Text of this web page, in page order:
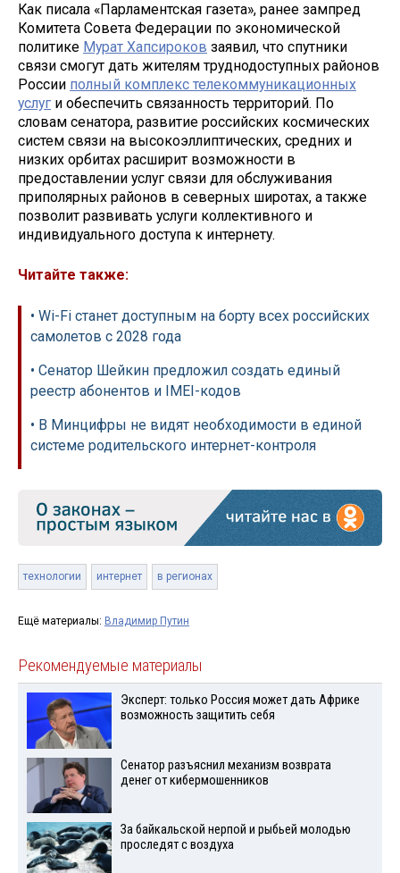
Как писала «Парламентская газета», ранее зампред
Комитета Совета Федерации по экономической
политике Мурат Хапсироков заявил, что спутники
связи смогут дать жителям труднодоступных районов
России полный комплекс телекоммуникационных
услуг и обеспечить связанность территорий. По
словам сенатора, развитие российских космических
систем связи на высокоэллиптических, средних и
низких орбитах расширит возможности в
предоставлении услуг связи для обслуживания
приполярных районов в северных широтах, а также
позволит развивать услуги коллективного и
индивидуального доступа к интернету.
Читайте также:
• Wi-Fi станет доступным на борту всех российских
самолетов с 2028 года
• Сенатор Шейкин предложил создать единый
реестр абонентов и IMEI-кодов
• В Минцифры не видят необходимости в единой
системе родительского интернет-контроля
технологии интернет в регионах
Ещё материалы: Владимир Путин
Рекомендуемые материалы
Эксперт: только Россия может дать Африке
возможность защитить себя
Сенатор разъяснил механизм возврата
денег от кибермошенников
За байкальской нерпой и рыбьей молодью
проследят с воздуха